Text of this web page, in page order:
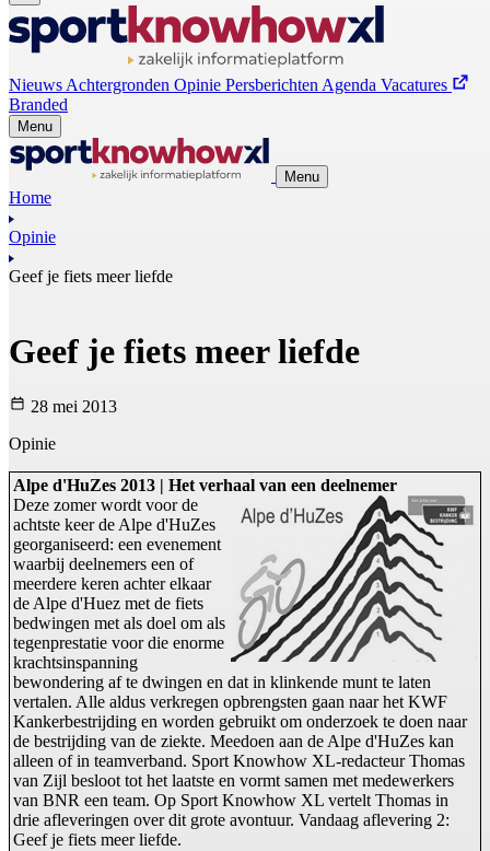
Nieuws Achtergronden Opinie Persberichten Agenda Vacatures
Branded
Menu
Menu
Home
Opinie
Geef je fiets meer liefde
Geef je fiets meer liefde
28 mei 2013
Opinie
Alpe d'HuZes 2013 | Het verhaal van een deelnemer
Deze zomer wordt voor de
achtste keer de Alpe d'HuZes
georganiseerd: een evenement
waarbij deelnemers een of
meerdere keren achter elkaar
de Alpe d'Huez met de fiets
bedwingen met als doel om als
tegenprestatie voor die enorme
krachtsinspanning
bewondering af te dwingen en dat in klinkende munt te laten
vertalen. Alle aldus verkregen opbrengsten gaan naar het KWF
Kankerbestrijding en worden gebruikt om onderzoek te doen naar
de bestrijding van de ziekte. Meedoen aan de Alpe d'HuZes kan
alleen of in teamverband. Sport Knowhow XL-redacteur Thomas
van Zijl besloot tot het laatste en vormt samen met medewerkers
van BNR een team. Op Sport Knowhow XL vertelt Thomas in
drie afleveringen over dit grote avontuur. Vandaag aflevering 2:
Geef je fiets meer liefde.